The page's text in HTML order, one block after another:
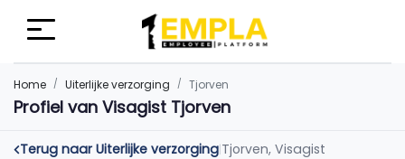
Home Uiterlijke verzorging Tjorven
Profiel van Visagist Tjorven
Terug naar Uiterlijke verzorging|Tjorven, Visagist